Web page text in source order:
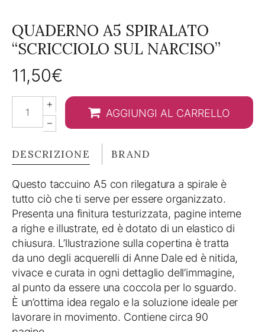
QUADERNO A5 SPIRALATO
“SCRICCIOLO SUL NARCISO”
11,50€
Quaderno
spiralato
"scricciolo
sul
narciso"
quantity
AGGIUNGI AL CARRELLO
DESCRIZIONE BRAND
Questo taccuino A5 con rilegatura a spirale è
tutto ciò che ti serve per essere organizzato.
Presenta una finitura testurizzata, pagine interne
a righe e illustrate, ed è dotato di un elastico di
chiusura. L’llustrazione sulla copertina è tratta
da uno degli acquerelli di Anne Dale ed è nitida,
vivace e curata in ogni dettaglio dell’immagine,
al punto da essere una coccola per lo sguardo.
È un’ottima idea regalo e la soluzione ideale per
lavorare in movimento. Contiene circa 90